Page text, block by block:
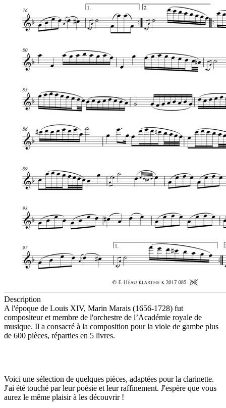
Description
A l'époque de Louis XIV, Marin Marais (1656-1728) fut
compositeur et membre de l'orchestre de l’Académie royale de
musique. Il a consacré à la composition pour la viole de gambe plus
de 600 pièces, réparties en 5 livres.
Voici une sélection de quelques pièces, adaptées pour la clarinette.
J'ai été touché par leur poésie et leur raffinement. J'espère que vous
aurez le même plaisir à les découvrir !